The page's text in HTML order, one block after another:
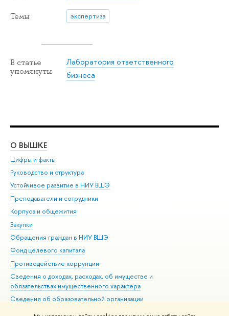
Темы экспертиза
В статье
упомянуты
Лаборатория ответственного
бизнеса
О ВЫШКЕ
Цифры и факты
Руководство и структура
Устойчивое развитие в НИУ ВШЭ
Преподаватели и сотрудники
Корпуса и общежития
Закупки
Обращения граждан в НИУ ВШЭ
Фонд целевого капитала
Противодействие коррупции
Сведения о доходах, расходах, об имуществе и
обязательствах имущественного характера
Сведения об образовательной организации
Людям с ограниченными возможностями здоровья